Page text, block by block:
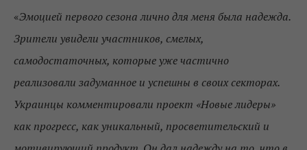
«Эмоцией первого сезона лично для меня была надежда.
Зрители увидели участников, смелых,
самодостаточных, которые уже частично
реализовали задуманное и успешны в своих секторах.
Украинцы комментировали проект «Новые лидеры»
как прогресс, как уникальный, просветительский и